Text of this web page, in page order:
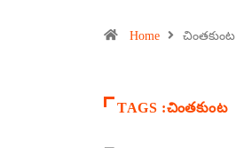
Home చింతకుంట
TAGS :చింతకుంట